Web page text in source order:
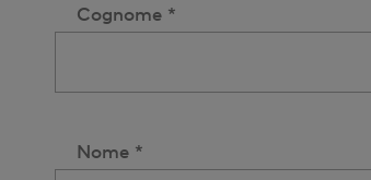
Cognome *
Nome *